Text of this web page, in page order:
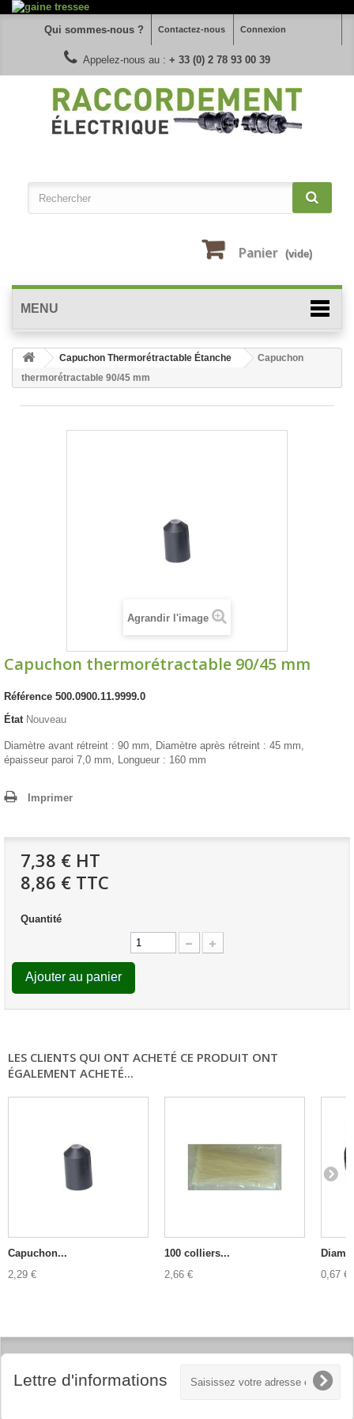
Connexion
Contactez-nous
Qui sommes-nous ?
Appelez-nous au : + 33 (0) 2 78 93 00 39
Panier (vide)
MENU
Capuchon Thermorétractable Étanche
Capuchon
thermorétractable 90/45 mm
Agrandir l'image
Capuchon thermorétractable 90/45 mm
Référence 500.0900.11.9999.0
État Nouveau
Diamètre avant rétreint : 90 mm, Diamètre après rétreint : 45 mm,
épaisseur paroi 7,0 mm, Longueur : 160 mm
Imprimer
7,38 € HT
8,86 € TTC
Quantité
Ajouter au panier
LES CLIENTS QUI ONT ACHETÉ CE PRODUIT ONT
ÉGALEMENT ACHETÉ...
Capuchon...
2,29 €
100 colliers...
2,66 €
0,67 €
Lettre d'informations